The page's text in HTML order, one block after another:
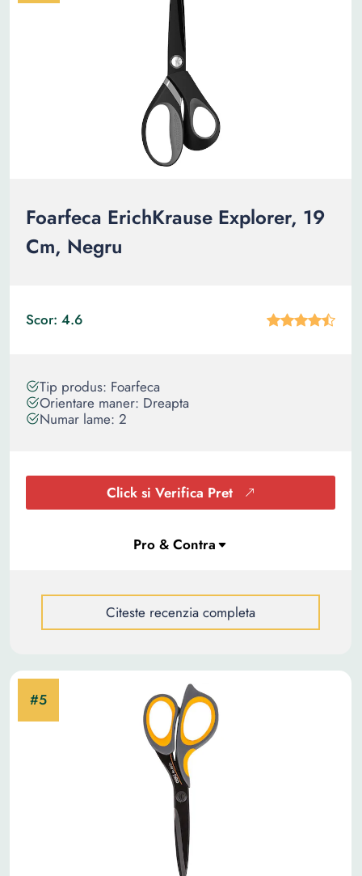
Foarfeca ErichKrause Explorer, 19
Cm, Negru
Scor: 4.6
Tip produs: Foarfeca
Orientare maner: Dreapta
Numar lame: 2
Click si Verifica Pret
Citeste recenzia completa